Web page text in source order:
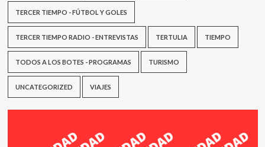
TERCER TIEMPO - FÚTBOL Y GOLES
TERCER TIEMPO RADIO - ENTREVISTAS TERTULIA TIEMPO
TODOS A LOS BOTES - PROGRAMAS TURISMO
UNCATEGORIZED VIAJES